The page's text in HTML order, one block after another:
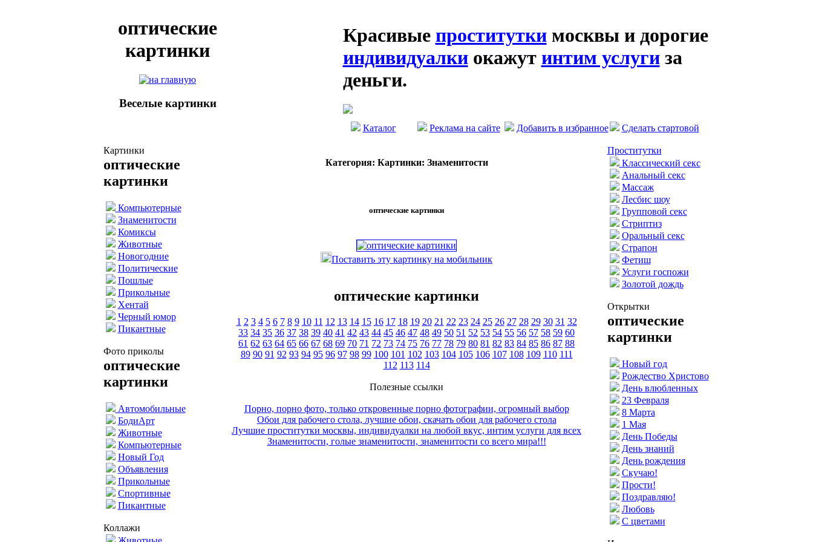
оптические
картинки
Веселые картинки
Красивые проституткимосквы и дорогие
индивидуалкиокажут интим услугиза
деньги.
Каталог Реклама на сайте Добавить в избранное Сделать стартовой
Картинки
оптические
картинки
Компьютерные
Знаменитости
Комиксы
Животные
Новогодние
Политические
Пошлые
Прикольные
Хентай
Черный юмор
Пикантные
Фото приколы
оптические
картинки
Автомобильные
БодиАрт
Животные
Компьютерные
Новый Год
Объявления
Прикольные
Спортивные
Пикантные
Коллажи
Категория: Картинки: Знаменитости
оптические картинки
Поставить эту картинку на мобильник
оптические картинки
1 2 3 4 5 6 7 8 9 10 11 12 13 14 15 16 17 18 19 20 21 22 23 24 25 26 27 28 29 30 31 32
33 34 35 36 37 38 39 40 41 42 43 44 45 46 47 48 49 50 51 52 53 54 55 56 57 58 59 60
61 62 63 64 65 66 67 68 69 70 71 72 73 74 75 76 77 78 79 80 81 82 83 84 85 86 87 88
89 90 91 92 93 94 95 96 97 98 99 100 101 102 103 104 105 106 107 108 109 110 111
112 113 114
Полезные ссылки
Порно, порно фото, только откровенные порно фотографии, огромный выбор
Обои для рабочего стола, лучшие обои, скачать обои для рабочего стола
Лучшие проститутки москвы, индивидуалки на любой вкус, интим услуги для всех
Знаменитости, голые знаменитости, знаменитости со всего мира!!!
Проститутки
Классический секс
Анальный секс
Массаж
Лесбис шоу
Групповой секс
Стриптиз
Оральный секс
Страпон
Фетиш
Услуги госпожи
Золотой дождь
Открытки
оптические
картинки
Новый год
Рождество Христово
День влюбленных
23 Февраля
8 Марта
1 Мая
День Победы
День знаний
День рождения
Скучаю!
Прости!
Поздравляю!
Любовь
С цветами